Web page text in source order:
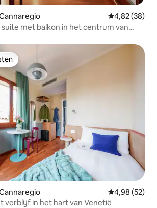
Gemiddelde
4,82 (38)
met balkon in het centrum van
Gemiddelde
4,98 (52)
verblijf in het hart van Venetië